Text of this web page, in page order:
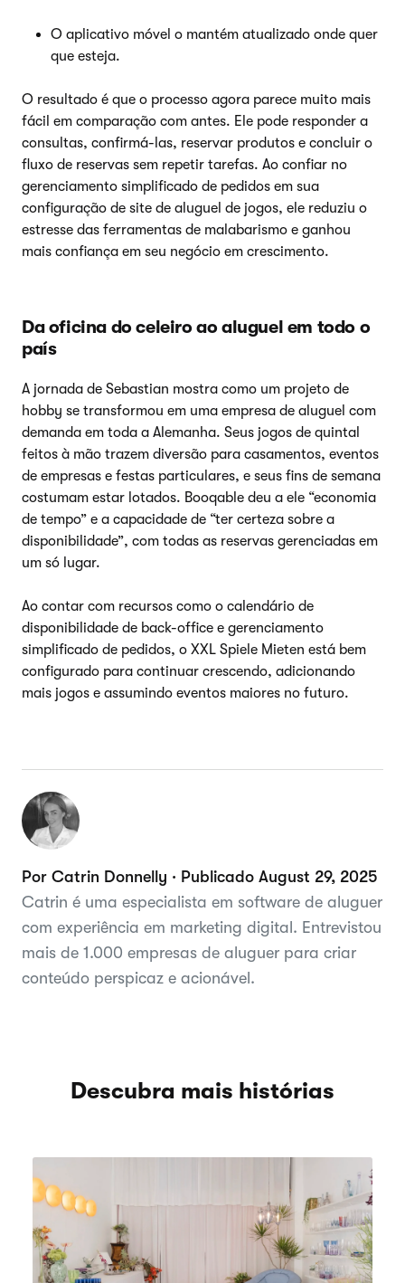
O aplicativo móvel o mantém atualizado onde quer
que esteja.
O resultado é que o processo agora parece muito mais
fácil em comparação com antes. Ele pode responder a
consultas, confirmá-las, reservar produtos e concluir o
fluxo de reservas sem repetir tarefas. Ao confiar no
gerenciamento simplificado de pedidos em sua
configuração de site de aluguel de jogos, ele reduziu o
estresse das ferramentas de malabarismo e ganhou
mais confiança em seu negócio em crescimento.
Da oficina do celeiro ao aluguel em todo o
país
A jornada de Sebastian mostra como um projeto de
hobby se transformou em uma empresa de aluguel com
demanda em toda a Alemanha. Seus jogos de quintal
feitos à mão trazem diversão para casamentos, eventos
de empresas e festas particulares, e seus fins de semana
costumam estar lotados. Booqable deu a ele “economia
de tempo” e a capacidade de “ter certeza sobre a
disponibilidade”, com todas as reservas gerenciadas em
um só lugar.
Ao contar com recursos como o calendário de
disponibilidade de back-office e gerenciamento
simplificado de pedidos, o XXL Spiele Mieten está bem
configurado para continuar crescendo, adicionando
mais jogos e assumindo eventos maiores no futuro.
Por Catrin Donnelly · Publicado August 29, 2025
Catrin é uma especialista em software de aluguer
com experiência em marketing digital. Entrevistou
mais de 1.000 empresas de aluguer para criar
conteúdo perspicaz e acionável.
Descubra mais histórias